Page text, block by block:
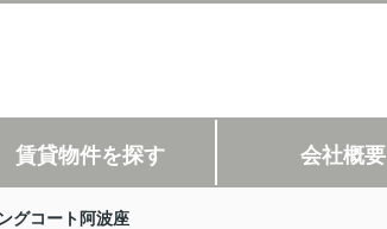
賃貸物件を探す 会社概要
グコート阿波座